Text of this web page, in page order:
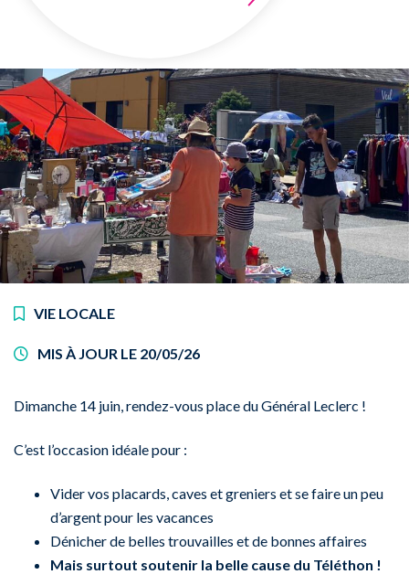
VIE LOCALE
MIS À JOUR LE 20/05/26
Dimanche 14 juin, rendez-vous place du Général Leclerc !
C’est l’occasion idéale pour :
Vider vos placards, caves et greniers et se faire un peu
d’argent pour les vacances
Dénicher de belles trouvailles et de bonnes affaires
Mais surtout soutenir la belle cause du Téléthon !